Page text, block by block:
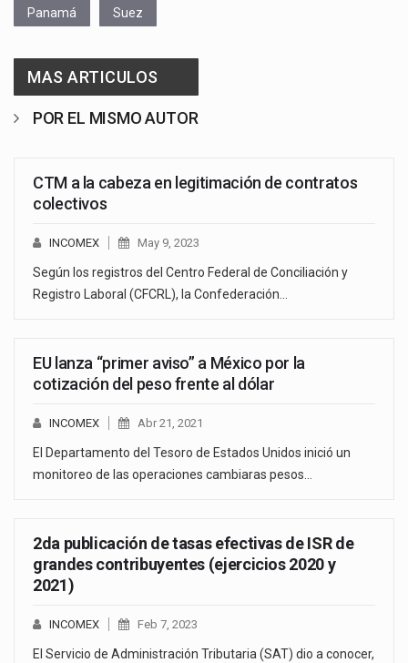
Panamá Suez
MAS ARTICULOS
POR EL MISMO AUTOR
CTM a la cabeza en legitimación de contratos
colectivos
INCOMEX May 9, 2023
Según los registros del Centro Federal de Conciliación y
Registro Laboral (CFCRL), la Confederación…
EU lanza “primer aviso” a México por la
cotización del peso frente al dólar
INCOMEX Abr 21, 2021
El Departamento del Tesoro de Estados Unidos inició un
monitoreo de las operaciones cambiaras pesos…
2da publicación de tasas efectivas de ISR de
grandes contribuyentes (ejercicios 2020 y
2021)
INCOMEX Feb 7, 2023
El Servicio de Administración Tributaria (SAT) dio a conocer,